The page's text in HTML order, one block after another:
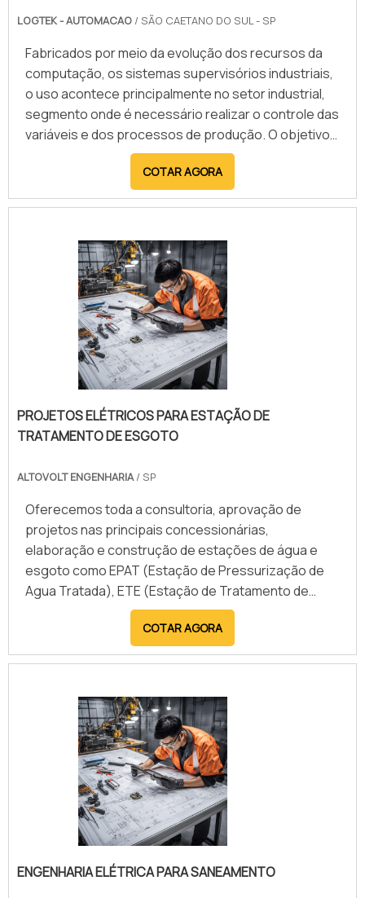
desenvolvimento e implementação até o suporte
técnico, assegurando que o CLP atenda plenamente
às demandas industriais e contribua para a
modernização dos processos produtivos.
LOGTEK - AUTOMACAO / SÃO CAETANO DO SUL - SP
Fabricados por meio da evolução dos recursos da
computação, os sistemas supervisórios industriais,
o uso acontece principalmente no setor industrial,
segmento onde é necessário realizar o controle das
variáveis e dos processos de produção. O objetivo
dos sistemas supervisórios é para registrar todas
as fases dos processos produtivos e armazená-las
no banco de dados. O principal benefício desse
aspectos, como: A rotação do motor; Temperatura;
COTAR AGORA
PROJETOS ELÉTRICOS PARA ESTAÇÃO DE
TRATAMENTO DE ESGOTO
ALTOVOLT ENGENHARIA/ SP
Oferecemos toda a consultoria, aprovação de
projetos nas principais concessionárias,
elaboração e construção de estações de água e
esgoto como EPAT (Estação de Pressurização de
Agua Tratada), ETE (Estação de Tratamento de
Esgoto) e EEE (Estação Elevatória de Esgoto).
COTAR AGORA
ENGENHARIA ELÉTRICA PARA SANEAMENTO